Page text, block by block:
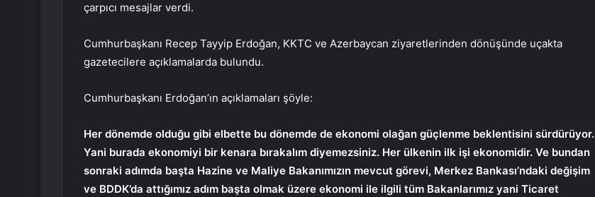
çarpıcı mesajlar verdi.
Cumhurbaşkanı Recep Tayyip Erdoğan, KKTC ve Azerbaycan ziyaretlerinden dönüşünde uçakta
gazetecilere açıklamalarda bulundu.
Cumhurbaşkanı Erdoğan’ın açıklamaları şöyle:
Her dönemde olduğu gibi elbette bu dönemde de ekonomi olağan güçlenme beklentisini sürdürüyor.
Yani burada ekonomiyi bir kenara bırakalım diyemezsiniz. Her ülkenin ilk işi ekonomidir. Ve bundan
sonraki adımda başta Hazine ve Maliye Bakanımızın mevcut görevi, Merkez Bankası’ndaki değişim
ve BDDK’da attığımız adım başta olmak üzere ekonomi ile ilgili tüm Bakanlarımız yani Ticaret